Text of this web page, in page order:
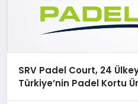
SRV Padel Court, 24
Türkiye’nin Padel Kortu